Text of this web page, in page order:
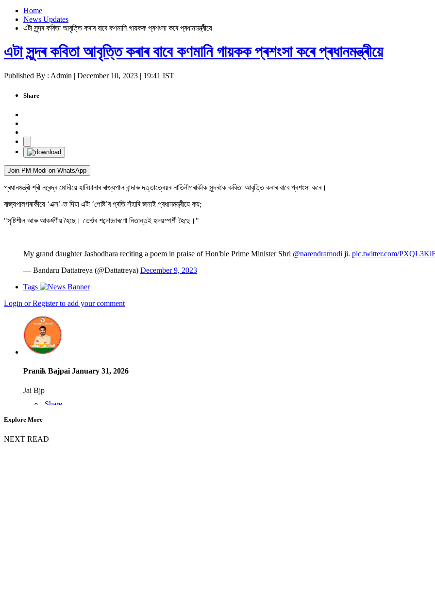
Home
News Updates
এটা সুন্দৰ কবিতা আবৃত্তি কৰাৰ বাবে কণমানি গায়কক প্ৰশংসা কৰে প্ৰধানমন্ত্ৰীয়ে
এটা সুন্দৰ কবিতা আবৃত্তি কৰাৰ বাবে কণমানি গায়কক প্ৰশংসা কৰে প্ৰধানমন্ত্ৰীয়ে
Published By : Admin | December 10, 2023 | 19:41 IST
Share
Join PM Modi on WhatsApp
প্ৰধানমন্ত্ৰী শ্ৰী নৰেন্দ্ৰ মোদীয়ে হাৰিয়ানাৰ ৰাজ্যপাল বান্দাৰু দত্তাত্ৰেয়ৰ নাতিনীগৰাকীক সুন্দৰকৈ কবিতা আবৃত্তি কৰাৰ বাবে প্ৰশংসা কৰে।
ৰাজ্যপালগৰাকীয়ে ‘এক্স’-ত দিয়া এটা ‘পোষ্ট’ৰ প্ৰতি সঁহাৰি জনাই প্ৰধানমন্ত্ৰীয়ে কয়;
"সৃষ্টিশীল আৰু আকৰ্ষণীয় হৈছে। তেওঁৰ শব্দোচ্চাৰণো নিতান্তই হৃদয়স্পৰ্শী হৈছে।"
My grand daughter Jashodhara reciting a poem in praise of Hon'ble Prime Minister Shri @narendramodi ji. pic.twitter.com/
— Bandaru Dattatreya (@Dattatreya) December 9, 2023
Tags
Login or Register to add your comment
Pranik BajpaiJanuary 31, 2026
Jai Bjp
Share
Explore More
NEXT READ